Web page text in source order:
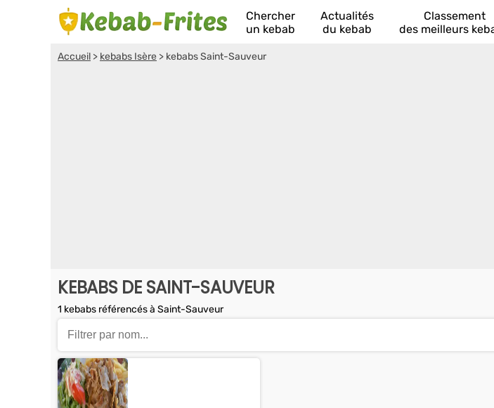
Chercher
un kebab
Actualités
du kebab
Classement
des meilleurs
Accueil > kebabs Isère > kebabs Saint-Sauveur
KEBABS DE SAINT-SAUVEUR
1 kebabs référencés à Saint-Sauveur